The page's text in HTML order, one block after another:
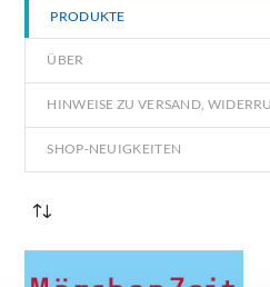
PRODUKTE
ÜBER
HINWEISE ZU VERSAND,
SHOP-NEUIGKEITEN